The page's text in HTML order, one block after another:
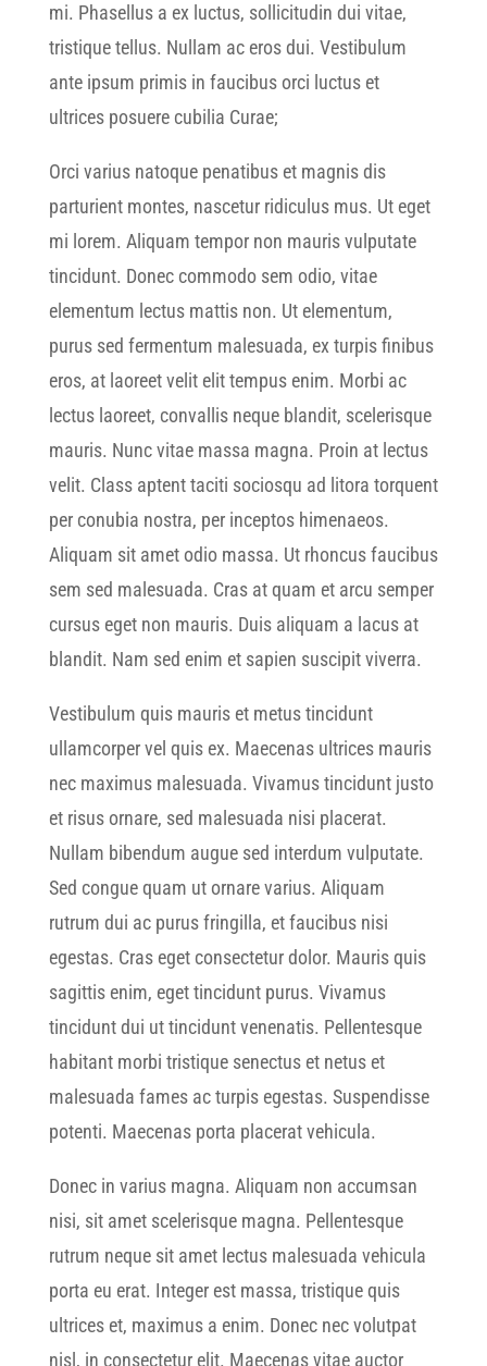
mi. Phasellus a ex luctus, sollicitudin dui vitae,
tristique tellus. Nullam ac eros dui. Vestibulum
ante ipsum primis in faucibus orci luctus et
ultrices posuere cubilia Curae;
Orci varius natoque penatibus et magnis dis
parturient montes, nascetur ridiculus mus. Ut eget
mi lorem. Aliquam tempor non mauris vulputate
tincidunt. Donec commodo sem odio, vitae
elementum lectus mattis non. Ut elementum,
purus sed fermentum malesuada, ex turpis finibus
eros, at laoreet velit elit tempus enim. Morbi ac
lectus laoreet, convallis neque blandit, scelerisque
mauris. Nunc vitae massa magna. Proin at lectus
velit. Class aptent taciti sociosqu ad litora torquent
per conubia nostra, per inceptos himenaeos.
Aliquam sit amet odio massa. Ut rhoncus faucibus
sem sed malesuada. Cras at quam et arcu semper
cursus eget non mauris. Duis aliquam a lacus at
blandit. Nam sed enim et sapien suscipit viverra.
Vestibulum quis mauris et metus tincidunt
ullamcorper vel quis ex. Maecenas ultrices mauris
nec maximus malesuada. Vivamus tincidunt justo
et risus ornare, sed malesuada nisi placerat.
Nullam bibendum augue sed interdum vulputate.
Sed congue quam ut ornare varius. Aliquam
rutrum dui ac purus fringilla, et faucibus nisi
egestas. Cras eget consectetur dolor. Mauris quis
sagittis enim, eget tincidunt purus. Vivamus
tincidunt dui ut tincidunt venenatis. Pellentesque
habitant morbi tristique senectus et netus et
malesuada fames ac turpis egestas. Suspendisse
potenti. Maecenas porta placerat vehicula.
Donec in varius magna. Aliquam non accumsan
nisi, sit amet scelerisque magna. Pellentesque
rutrum neque sit amet lectus malesuada vehicula
porta eu erat. Integer est massa, tristique quis
ultrices et, maximus a enim. Donec nec volutpat
nisl, in consectetur elit. Maecenas vitae auctor